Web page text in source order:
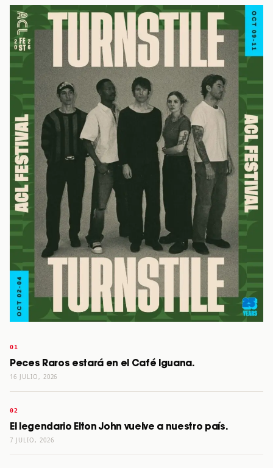
Peces Raros estará en el Café Iguana.
16 JULIO, 2026
El legendario Elton John vuelve a nuestro país.
7 JULIO, 2026